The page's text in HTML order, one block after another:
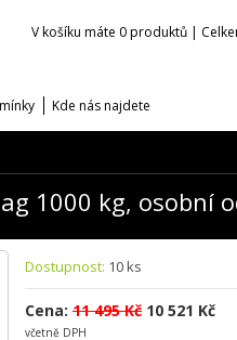
V košíku máte 0 produktů |
Kde nás najdete
1000 kg, osobní
Dostupnost: 10 ks
Cena: 11 495 Kč 10 521 Kč
včetně DPH